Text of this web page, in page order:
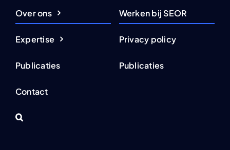
Over ons
Expertise
Publicaties
Contact
Werken bij SEOR
Privacy policy
Publicaties